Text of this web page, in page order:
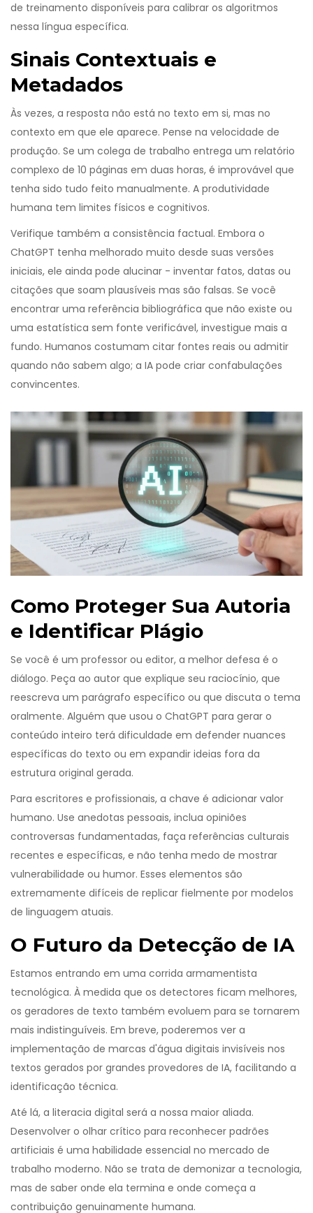
de treinamento disponíveis para calibrar os algoritmos
nessa língua específica.
Sinais Contextuais e
Metadados
Às vezes, a resposta não está no texto em si, mas no
contexto em que ele aparece. Pense na velocidade de
produção. Se um colega de trabalho entrega um relatório
complexo de 10 páginas em duas horas, é improvável que
tenha sido tudo feito manualmente. A produtividade
humana tem limites físicos e cognitivos.
Verifique também a consistência factual. Embora o
ChatGPT tenha melhorado muito desde suas versões
iniciais, ele ainda pode alucinar - inventar fatos, datas ou
citações que soam plausíveis mas são falsas. Se você
encontrar uma referência bibliográfica que não existe ou
uma estatística sem fonte verificável, investigue mais a
fundo. Humanos costumam citar fontes reais ou admitir
quando não sabem algo; a IA pode criar confabulações
convincentes.
Como Proteger Sua Autoria
e Identificar Plágio
Se você é um professor ou editor, a melhor defesa é o
diálogo. Peça ao autor que explique seu raciocínio, que
reescreva um parágrafo específico ou que discuta o tema
oralmente. Alguém que usou o ChatGPT para gerar o
conteúdo inteiro terá dificuldade em defender nuances
específicas do texto ou em expandir ideias fora da
estrutura original gerada.
Para escritores e profissionais, a chave é adicionar valor
humano. Use anedotas pessoais, inclua opiniões
controversas fundamentadas, faça referências culturais
recentes e específicas, e não tenha medo de mostrar
vulnerabilidade ou humor. Esses elementos são
extremamente difíceis de replicar fielmente por modelos
de linguagem atuais.
O Futuro da Detecção de IA
Estamos entrando em uma corrida armamentista
tecnológica. À medida que os detectores ficam melhores,
os geradores de texto também evoluem para se tornarem
mais indistinguíveis. Em breve, poderemos ver a
implementação de marcas d'água digitais invisíveis nos
textos gerados por grandes provedores de IA, facilitando a
identificação técnica.
Até lá, a literacia digital será a nossa maior aliada.
Desenvolver o olhar crítico para reconhecer padrões
artificiais é uma habilidade essencial no mercado de
trabalho moderno. Não se trata de demonizar a tecnologia,
mas de saber onde ela termina e onde começa a
contribuição genuinamente humana.